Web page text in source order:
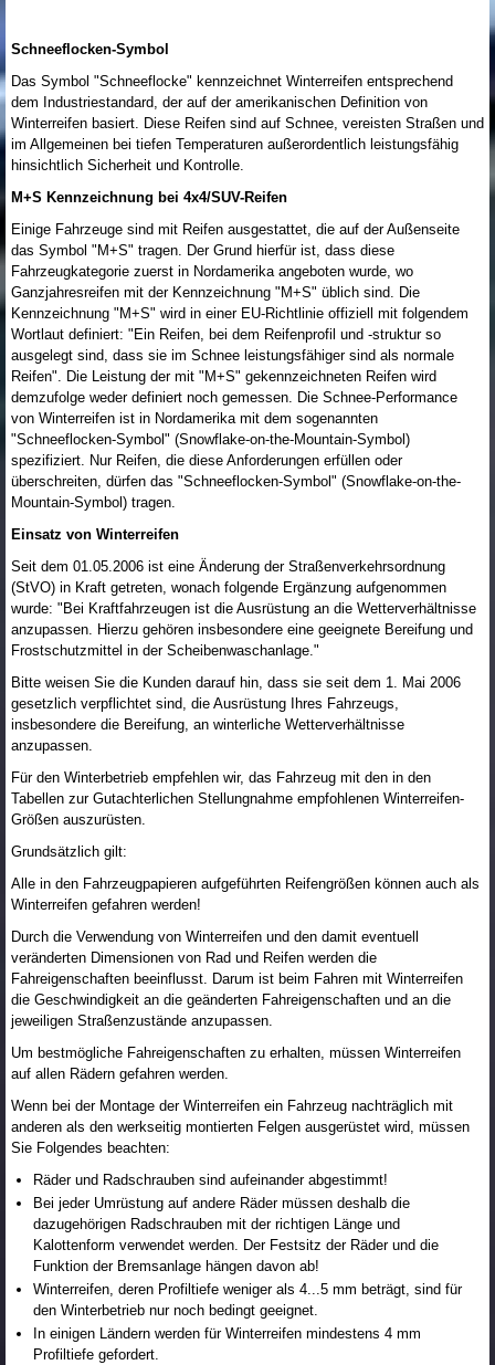
Schneeflocken-Symbol
Das Symbol "Schneeflocke" kennzeichnet Winterreifen entsprechend
dem Industriestandard, der auf der amerikanischen Definition von
Winterreifen basiert. Diese Reifen sind auf Schnee, vereisten Straßen und
im Allgemeinen bei tiefen Temperaturen außerordentlich leistungsfähig
hinsichtlich Sicherheit und Kontrolle.
M+S Kennzeichnung bei 4x4/SUV-Reifen
Einige Fahrzeuge sind mit Reifen ausgestattet, die auf der Außenseite
das Symbol "M+S" tragen. Der Grund hierfür ist, dass diese
Fahrzeugkategorie zuerst in Nordamerika angeboten wurde, wo
Ganzjahresreifen mit der Kennzeichnung "M+S" üblich sind. Die
Kennzeichnung "M+S" wird in einer EU-Richtlinie offiziell mit folgendem
Wortlaut definiert: "Ein Reifen, bei dem Reifenprofil und -struktur so
ausgelegt sind, dass sie im Schnee leistungsfähiger sind als normale
Reifen". Die Leistung der mit "M+S" gekennzeichneten Reifen wird
demzufolge weder definiert noch gemessen. Die Schnee-Performance
von Winterreifen ist in Nordamerika mit dem sogenannten
"Schneeflocken-Symbol" (Snowflake-on-the-Mountain-Symbol)
spezifiziert. Nur Reifen, die diese Anforderungen erfüllen oder
überschreiten, dürfen das "Schneeflocken-Symbol" (Snowflake-on-the-
Mountain-Symbol) tragen.
Einsatz von Winterreifen
Seit dem 01.05.2006 ist eine Änderung der Straßenverkehrsordnung
(StVO) in Kraft getreten, wonach folgende Ergänzung aufgenommen
wurde: "Bei Kraftfahrzeugen ist die Ausrüstung an die Wetterverhältnisse
anzupassen. Hierzu gehören insbesondere eine geeignete Bereifung und
Frostschutzmittel in der Scheibenwaschanlage."
Bitte weisen Sie die Kunden darauf hin, dass sie seit dem 1. Mai 2006
gesetzlich verpflichtet sind, die Ausrüstung Ihres Fahrzeugs,
insbesondere die Bereifung, an winterliche Wetterverhältnisse
anzupassen.
Für den Winterbetrieb empfehlen wir, das Fahrzeug mit den in den
Tabellen zur Gutachterlichen Stellungnahme empfohlenen Winterreifen-
Größen auszurüsten.
Grundsätzlich gilt:
Alle in den Fahrzeugpapieren aufgeführten Reifengrößen können auch als
Winterreifen gefahren werden!
Durch die Verwendung von Winterreifen und den damit eventuell
veränderten Dimensionen von Rad und Reifen werden die
Fahreigenschaften beeinflusst. Darum ist beim Fahren mit Winterreifen
die Geschwindigkeit an die geänderten Fahreigenschaften und an die
jeweiligen Straßenzustände anzupassen.
Um bestmögliche Fahreigenschaften zu erhalten, müssen Winterreifen
auf allen Rädern gefahren werden.
Wenn bei der Montage der Winterreifen ein Fahrzeug nachträglich mit
anderen als den werkseitig montierten Felgen ausgerüstet wird, müssen
Sie Folgendes beachten:
Räder und Radschrauben sind aufeinander abgestimmt!
Bei jeder Umrüstung auf andere Räder müssen deshalb die
dazugehörigen Radschrauben mit der richtigen Länge und
Kalottenform verwendet werden. Der Festsitz der Räder und die
Funktion der Bremsanlage hängen davon ab!
Winterreifen, deren Profiltiefe weniger als 4...5 mm beträgt, sind für
den Winterbetrieb nur noch bedingt geeignet.
In einigen Ländern werden für Winterreifen mindestens 4 mm
Profiltiefe gefordert.